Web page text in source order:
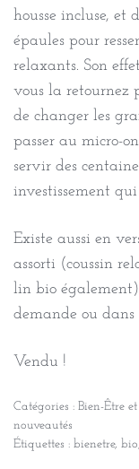
housse incluse, et
épaules pour
relaxants. Son
vous la retournez
de changer les
passer au micro-
servir des
investissement
Existe aussi en
assorti (coussin
lin bio
demande ou
Vendu !
Catégories : Bien-Être
nouveautés
Étiquettes : bienetre, bio,